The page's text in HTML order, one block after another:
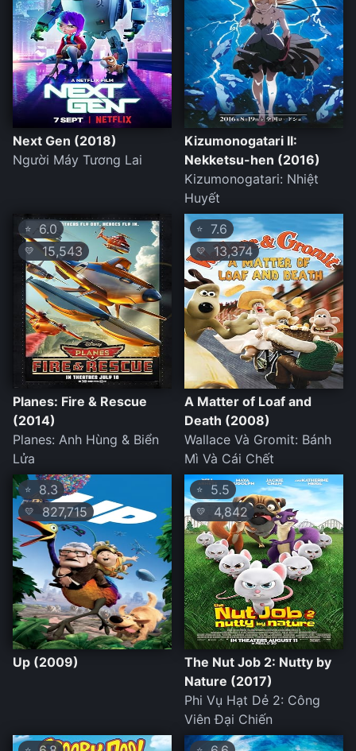
Next Gen (2018)
Người Máy Tương Lai
Kizumonogatari II:
Nekketsu-hen (2016)
Kizumonogatari: Nhiệt
Huyết
⭐ 6.0
💛 15,543
Planes: Fire & Rescue
(2014)
Planes: Anh Hùng & Biển
Lửa
⭐ 7.6
💛 13,374
A Matter of Loaf and
Death (2008)
Wallace Và Gromit: Bánh
Mì Và Cái Chết
⭐ 8.3
💛 827,715
Up (2009)
⭐ 5.5
💛 4,842
The Nut Job 2: Nutty by
Nature (2017)
Phi Vụ Hạt Dẻ 2: Công
Viên Đại Chiến